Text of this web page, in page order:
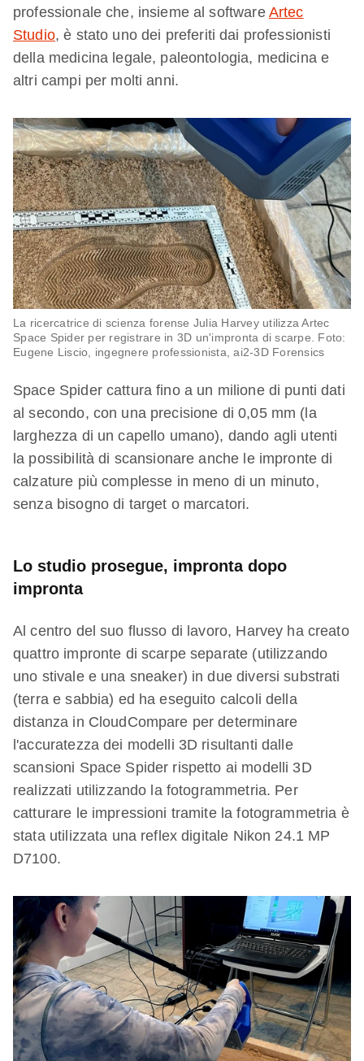
professionale che, insieme al software Artec
Studio, è stato uno dei preferiti dai professionisti
della medicina legale, paleontologia, medicina e
altri campi per molti anni.
La ricercatrice di scienza forense Julia Harvey utilizza Artec
Space Spider per registrare in 3D un'impronta di scarpe. Foto:
Eugene Liscio, ingegnere professionista, ai2-3D Forensics
Space Spider cattura fino a un milione di punti dati
al secondo, con una precisione di 0,05 mm (la
larghezza di un capello umano), dando agli utenti
la possibilità di scansionare anche le impronte di
calzature più complesse in meno di un minuto,
senza bisogno di target o marcatori.
Lo studio prosegue, impronta dopo
impronta
Al centro del suo flusso di lavoro, Harvey ha creato
quattro impronte di scarpe separate (utilizzando
uno stivale e una sneaker) in due diversi substrati
(terra e sabbia) ed ha eseguito calcoli della
distanza in CloudCompare per determinare
l'accuratezza dei modelli 3D risultanti dalle
scansioni Space Spider rispetto ai modelli 3D
realizzati utilizzando la fotogrammetria. Per
catturare le impressioni tramite la fotogrammetria è
stata utilizzata una reflex digitale Nikon 24.1 MP
D7100.